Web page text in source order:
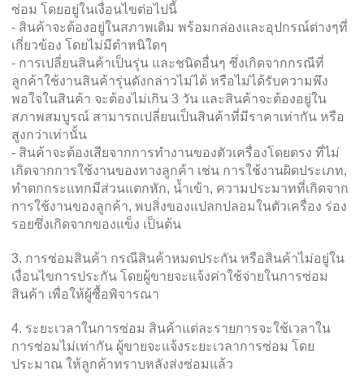
ซ่อม โดยอยู่ในเงื่อนไขต่อไปนี้
- สินค้าจะต้องอยู่ในสภาพเดิม พร้อมกล่องและอุปกรณ์ต่างๆที่
เกี่ยวข้อง โดยไม่มีตำหนิใดๆ
- การเปลี่ยนสินค้าเป็นรุ่น และชนิดอื่นๆ ซึ่งเกิดจากกรณีที่
ลูกค้าใช้งานสินค้ารุ่นดังกล่าวไม่ได้ หรือไม่ได้รับความพึง
พอใจในสินค้า จะต้องไม่เกิน 3 วัน และสินค้าจะต้องอยู่ใน
สภาพสมบูรณ์ สามารถเปลี่ยนเป็นสินค้าที่มีราคาเท่ากัน หรือ
สูงกว่าเท่านั้น
- สินค้าจะต้องเสียจากการทำงานของตัวเครื่องโดยตรง ที่ไม่
เกิดจากการใช้งานของทางลูกค้า เช่น การใช้งานผิดประเภท,
ทำตกกระแทกมีส่วนแตกหัก, น้ำเข้า, ความประมาทที่เกิดจาก
การใช้งานของลูกค้า, พบสิ่งของแปลกปลอมในตัวเครื่อง ร่อง
รอยซึ่งเกิดจากของแข็ง เป็นต้น
3. การซ่อมสินค้า กรณีสินค้าหมดประกัน หรือสินค้าไม่อยู่ใน
เงื่อนไขการประกัน โดยผู้ขายจะแจ้งค่าใช้จ่ายในการซ่อม
สินค้า เพื่อให้ผู้ซื้อพิจารณา
4. ระยะเวลาในการซ่อม สินค้าแต่ละรายการจะใช้เวลาใน
การซ่อมไม่เท่ากัน ผู้ขายจะแจ้งระยะเวลาการซ่อม โดย
ประมาณ ให้ลูกค้าทราบหลังส่งซ่อมแล้ว